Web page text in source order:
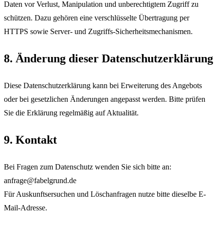
Daten vor Verlust, Manipulation und unberechtigtem Zugriff zu
schützen. Dazu gehören eine verschlüsselte Übertragung per
HTTPS sowie Server- und Zugriffs-Sicherheitsmechanismen.
8. Änderung dieser Datenschutzerklärung
Diese Datenschutzerklärung kann bei Erweiterung des Angebots
oder bei gesetzlichen Änderungen angepasst werden. Bitte prüfen
Sie die Erklärung regelmäßig auf Aktualität.
9. Kontakt
Bei Fragen zum Datenschutz wenden Sie sich bitte an:
anfrage@fabelgrund.de
Für Auskunftsersuchen und Löschanfragen nutze bitte dieselbe E-
Mail-Adresse.